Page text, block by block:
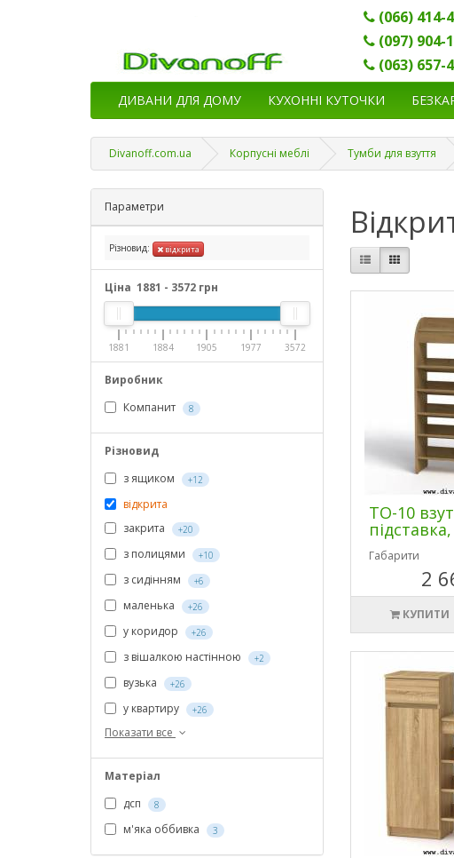
(066) 414-
(097) 904-
(063) 657-
ДИВАНИ ДЛЯ ДОМУ КУХОННІ КУТОЧКИ
Divanoff.com.ua Корпусні меблі Тумби для взуття
Параметри
Різновид: відкрита
Ціна 1881 - 3572 грн
1881 1884 1905 1977 3572
Виробник
Компанит
8
Різновид
з ящиком
+12
відкрита
закрита
+20
з полицями +10
з сидінням +6
маленька +26
у коридор +26
з вішалкою настінною +2
вузька +26
у квартиру +26
Показати все
Матеріал
дсп
8
м'яка оббивка 3
ТО-10
Габарити
2
КУПИТИ